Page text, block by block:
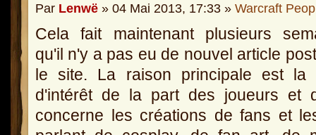
Par Lenwë » 04 Mai 2013, 17:33 » Warcraft
Cela fait maintenant plusieurs
qu'il n'y a pas eu de nouvel article
le site. La raison principale est la
d'intérêt de la part des joueurs et
concerne les créations de fans et